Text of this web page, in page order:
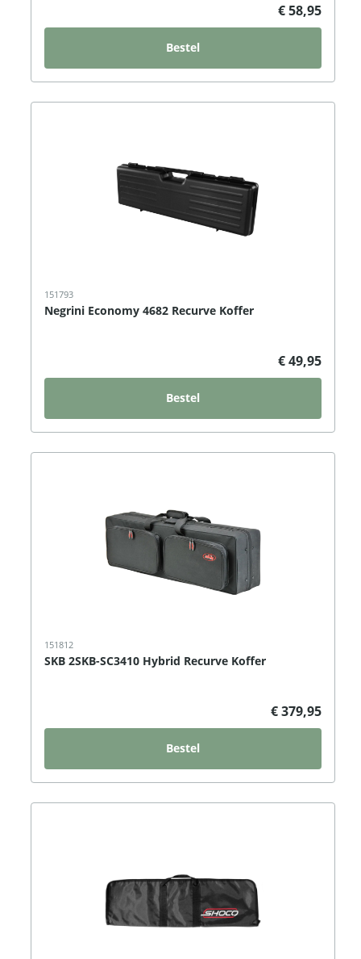
€ 58,95
Bestel
151793
Negrini Economy 4682 Recurve Koffer
€ 49,95
Bestel
151812
SKB 2SKB-SC3410 Hybrid Recurve Koffer
€ 379,95
Bestel